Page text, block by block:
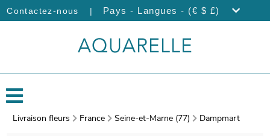
Contactez-nous | Pays - Langues - (€ $ £)
Livraison fleurs France Seine-et-Marne (77) Dampmart